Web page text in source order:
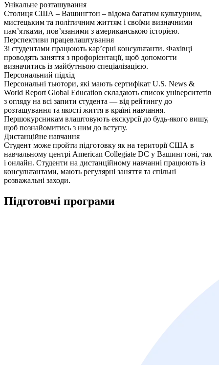
Унікальне розташування
Столиця США – Вашингтон – відома багатим культурним,
мистецьким та політичним життям і своїми визначними
пам’ятками, пов’язаними з американською історією.
Перспективи працевлаштування
Зі студентами працюють кар’єрні консультанти. Фахівці
проводять заняття з профорієнтації, щоб допомогти
визначитись із майбутньою спеціалізацією.
Персональний підхід
Персональні тьютори, які мають сертифікат U.S. News &
World Report Global Education складають список університетів
з огляду на всі запити студента — від рейтингу до
розташування та якості життя в країні навчання.
Першокурсникам влаштовують екскурсії до будь-якого вишу,
щоб познайомитись з ним до вступу.
Дистанційне навчання
Cтудент може пройти підготовку як на території США в
навчальному центрі American Collegiate DC у Вашингтоні, так
і онлайн. Студенти на дистанційному навчанні працюють із
консультантами, мають регулярні заняття та спільні
розважальні заходи.
Підготовчі програми